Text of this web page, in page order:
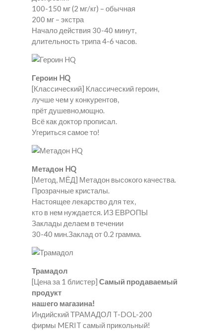
100-150 мг (2 мг/кг) – обычная
200 мг – экстра
Начало действия 30-40 минут,
длительность трипа 4-6 часов.
Героин HQ
[Классический] Классический героин,
лучше чем у конкурентов,
прёт душевно,мощно.
Всё как доктор прописал.
Угериться самое то!
Метадон HQ
[Метод, МЁД] Метадон высокого качества.
Прозрачные кристалы.
Настоящее лекарство для тех,
кто в нем нуждается. ИЗ ЕВРОПЫ
Заклады делаем в течении
30-40 мин.Заклад от 0.2 грамма.
Трамадол
[Цена за 1 блистер] Самый продаваемый
продукт
нашего магазина!
Индийский ТРАМАДОЛ T-DOL-200
фирмы MERIT самый прикольный!